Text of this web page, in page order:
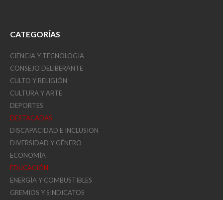
CATEGORÍAS
CIENCIA Y TECNOLOGIA
CONSEJO DELIBERANTE
CULTO Y RELIGIÓN
CULTURA Y ARTE
DEPORTES
DESTACADAS
DISCAPACIDAD E INCLUSION
DIVERSIDAD Y GÉNERO
ECONOMÍA
EDUCACIÓN
ENERGÍA Y COMBUSTIBLES
GREMIOS Y SINDICATOS